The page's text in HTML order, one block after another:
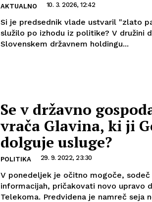
AKTUALNO 10. 3. 2026, 12:42
Si je predsednik vlade ustvaril "zlato
služilo po izhodu iz politike? V družini
Slovenskem državnem holdingu...
Se v državno
vrača Glavina, ki ji
dolguje usluge?
POLITIKA 29. 9. 2022, 23:30
V ponedeljek je očitno mogoče,
informacijah, pričakovati novo upravo
Telekoma. Predvidena je namreč seja